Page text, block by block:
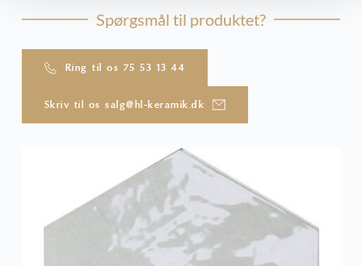
Spørgsmål til produktet?
Ring til os 75 53 13 44
Skriv til os salg@hl-keramik.dk